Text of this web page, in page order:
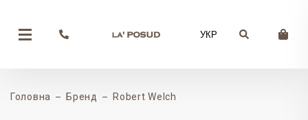
УКР
Головна Бренд Robert Welch